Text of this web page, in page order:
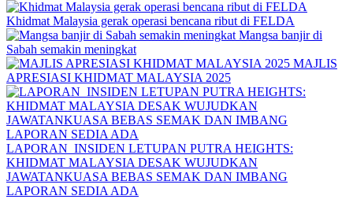
Khidmat Malaysia gerak operasi bencana ribut di FELDA
Mangsa banjir di
Sabah semakin meningkat
MAJLIS
APRESIASI KHIDMAT MALAYSIA 2025
LAPORAN INSIDEN LETUPAN PUTRA HEIGHTS:
KHIDMAT MALAYSIA DESAK WUJUDKAN
JAWATANKUASA BEBAS SEMAK DAN IMBANG
LAPORAN SEDIA ADA